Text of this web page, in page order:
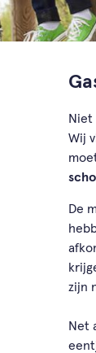
Niet
Wij
De
zijn
Net